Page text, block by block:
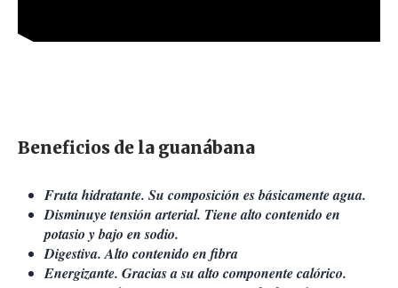
Beneficios de la guanábana
Fruta hidratante. Su composición es básicamente agua.
Disminuye tensión arterial. Tiene alto contenido en
potasio y bajo en sodio.
Digestiva. Alto contenido en fibra
Energizante. Gracias a su alto componente calórico.